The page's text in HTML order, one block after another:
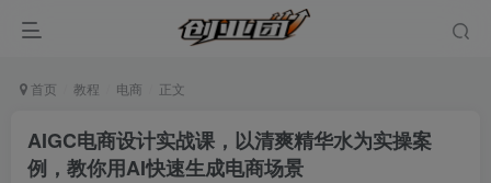
首页 教程 电商 正文
AIGC电商设计实战课，以清爽精华水为实操案
例，教你用AI快速生成电商场景